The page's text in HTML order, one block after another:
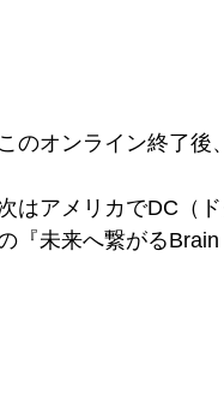
このオンライン終了後
はアメリカでDC（
『未来へ繋がるBrain